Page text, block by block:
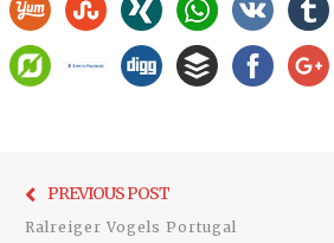
navigatie
PREVIOUS POST
Ralreiger Vogels Portugal